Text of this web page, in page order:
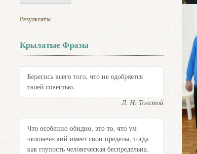
Результаты
Крылатые Фразы
Берегись всего того, что не одобряется
твоей совестью.
Л. Н. Толстой
Что особенно обидно, это то, что ум
человеческий имеет свои пределы, тогда
как глупость человеческая беспредельна.